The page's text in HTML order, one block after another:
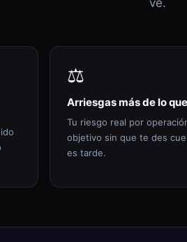
ve.
⚖️
Arriesgas más de lo
Tu riesgo real por
objetivo sin que te des
es tarde.